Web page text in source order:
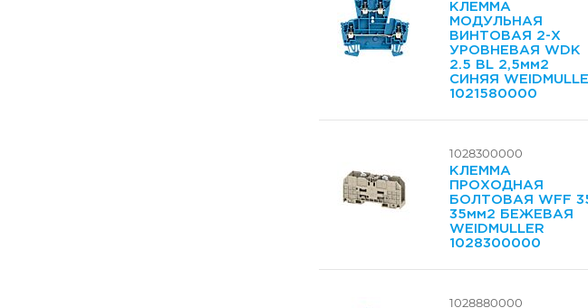
КЛЕММА
МОДУЛЬНАЯ
ВИНТОВАЯ 2-Х
УРОВНЕВАЯ WDK
2.5 BL 2,5мм2
СИНЯЯ
1021580000
1028300000
КЛЕММА
ПРОХОДНАЯ
БОЛТОВАЯ WFF
35мм2 БЕЖЕВАЯ
WEIDMULLER
1028300000
1028880000